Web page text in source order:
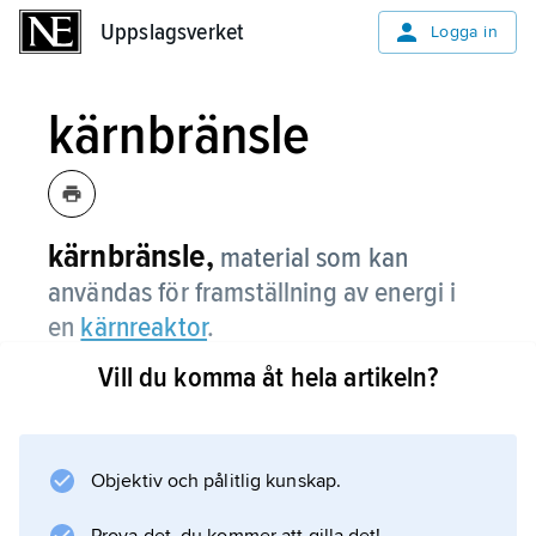
Uppslagsverket Logga in
kärnbränsle
kärnbränsle, material som kan
användas för framställning av energi i
en kärnreaktor.
Det innehåller något ämne, till exempel
energi utvecklas. I vanliga tryckvatten- och
Vill du komma åt hela artikeln?
Objektiv och pålitlig kunskap.